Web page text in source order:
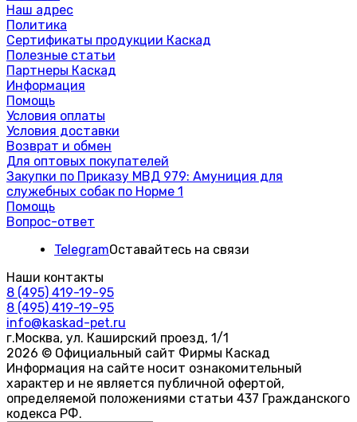
Наш адрес
Политика
Сертификаты продукции Каскад
Полезные статьи
Партнеры Каскад
Информация
Помощь
Условия оплаты
Условия доставки
Возврат и обмен
Для оптовых покупателей
Закупки по Приказу МВД 979: Амуниция для
служебных собак по Норме 1
Помощь
Вопрос-ответ
TelegramОставайтесь на связи
Наши контакты
8 (495) 419-19-95
8 (495) 419-19-95
info@kaskad-pet.ru
г.Москва, ул. Каширский проезд, 1/1
2026 © Официальный сайт Фирмы Каскад
Информация на сайте носит ознакомительный
характер и не является публичной офертой,
определяемой положениями статьи 437 Гражданского
кодекса РФ.